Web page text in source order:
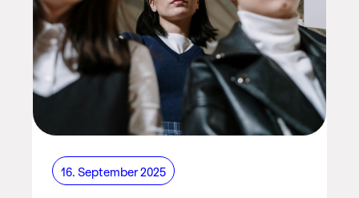
16. September 2025